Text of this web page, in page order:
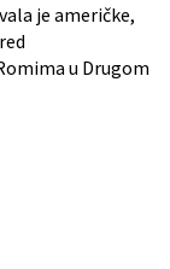
je američke,
u Drugom